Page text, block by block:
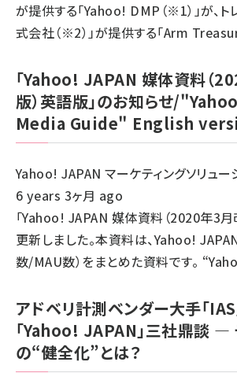
が提供する「Yahoo! DMP（※1）」が、
式会社（※2）」が提供する「Arm
「Yahoo! JAPAN 媒体資料（
版）英語版」のお知らせ/
Media Guide" English
Yahoo! JAPAN マーケティングソリュー
6 years 3ヶ月 ago
「Yahoo! JAPAN 媒体資料（2020年3月
更新しました。本資料は、Yahoo!
数/MAU数）をまとめた資料です。
アドベリ計測ベンダー大手「IAS
「Yahoo! JAPAN」三社鼎談 ―
の“健全化”とは？